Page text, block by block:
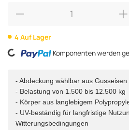
4 Auf Lager
Komponenten werden
- Abdeckung wählbar aus
- Belastung von 1.500 bis 12.500 kg
- Körper aus langlebigem
- UV-beständig für langfristige
Witterungsbedingungen